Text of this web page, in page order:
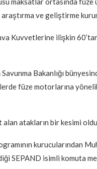
ve geliştirme
Kuvvetlerine ilişkin
Bakanlığı
füze motorlarına
alan atakların bir kesimi
kurucularından
isimli komuta